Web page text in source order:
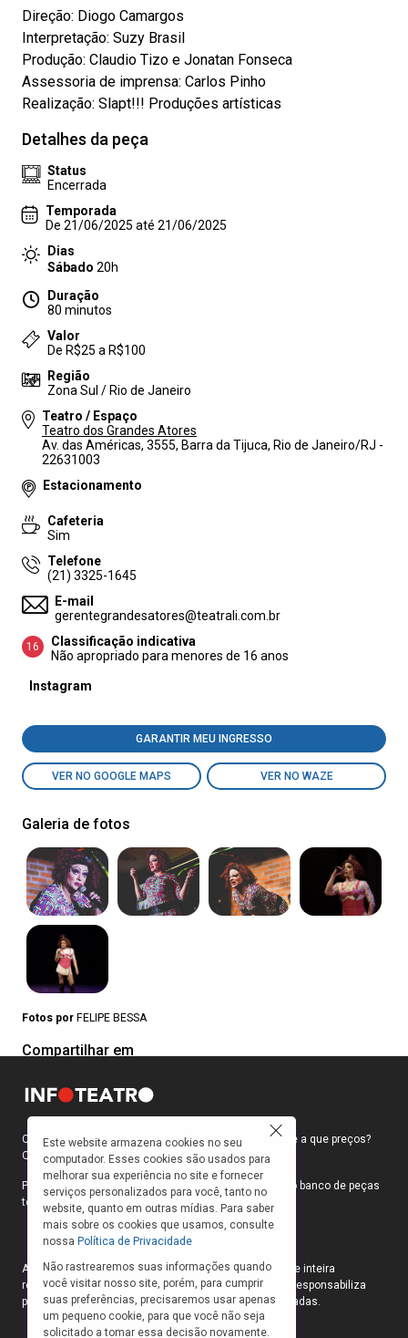
Direção: Diogo Camargos
Interpretação: Suzy Brasil
Produção: Claudio Tizo e Jonatan Fonseca
Assessoria de imprensa: Carlos Pinho
Realização: Slapt!!! Produções artísticas
Detalhes da peça
Status
Encerrada
Temporada
De 21/06/2025 até 21/06/2025
Dias
Sábado 20h
Duração
80 minutos
Valor
De R$25 a R$100
Região
Zona Sul / Rio de Janeiro
Teatro / Espaço
Teatro dos Grandes Atores
Av. das Américas, 3555, Barra da Tijuca, Rio de Janeiro/RJ -
22631003
Estacionamento
Cafeteria
Sim
Telefone
(21) 3325-1645
E-mail
gerentegrandesatores@teatrali.com.br
16
Classificação indicativa
Não apropriado para menores de 16 anos
Instagram
GARANTIR MEU INGRESSO
VER NO GOOGLE MAPS VER NO WAZE
Galeria de fotos
Fotos por FELIPE BESSA
Compartilhar em
Como faço para ir ao teatro? Onde compro ingressos e a que preços?
Quais peças estão em cartaz?
Para responder a essas e outras perguntas, criamos o banco de peças
teatrais do INFOTEATRO.
As informações das peças cadastradas no site são de inteira
responsabilidade das produções. O Infoteatro não se responsabiliza
pela atualização das informações das peças cadastradas.
Este website armazena cookies no seu
computador. Esses cookies são usados para
melhorar sua experiência no site e fornecer
serviços personalizados para você, tanto no
website, quanto em outras mídias. Para saber
mais sobre os cookies que usamos, consulte
nossa Política de Privacidade
Não rastrearemos suas informações quando
você visitar nosso site, porém, para cumprir
suas preferências, precisaremos usar apenas
um pequeno cookie, para que você não seja
solicitado a tomar essa decisão novamente.